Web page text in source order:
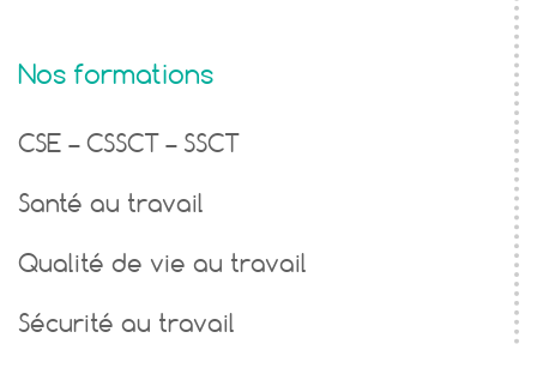
Nos formations
CSE – CSSCT – SSCT
Santé au travail
Qualité de vie au travail
Sécurité au travail